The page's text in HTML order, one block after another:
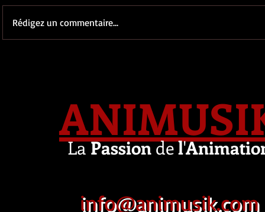
Rédigez un commentaire...
LaPassiondel'
info@animusik.com